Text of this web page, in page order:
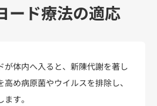
ード療法の適応
が体内へ入ると、新陳代謝を著し
め病原菌やウイルスを排除し、
す。